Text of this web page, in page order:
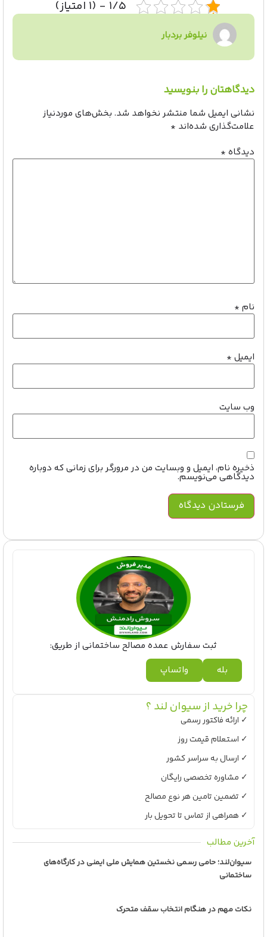
۱/۵ - (۱ امتیاز)
نیلوفر بردبار
دیدگاهتان را بنویسید
نشانی ایمیل شما منتشر نخواهد شد. بخش‌های موردنیاز
علامت‌گذاری شده‌اند *
دیدگاه *
نام *
ایمیل *
وب‌ سایت
ذخیره نام، ایمیل و وبسایت من در مرورگر برای زمانی که دوباره
دیدگاهی می‌نویسم.
ثبت سفارش عمده مصالح ساختمانی از طریق:
بله
واتساپ
چرا خرید از سیوان لند ؟
✓ ارائه فاکتور رسمی
✓ استعلام قیمت روز
✓ ارسال به سراسر کشور
✓ مشاوره تخصصی رایگان
✓ تضمین تامین هر نوع مصالح
✓ همراهی از تماس تا تحویل بار
آخرین مطالب
سیوان‌لند؛ حامی رسمی نخستین همایش ملی ایمنی در کارگاه‌های
ساختمانی
نکات مهم در هنگام انتخاب سقف متحرک